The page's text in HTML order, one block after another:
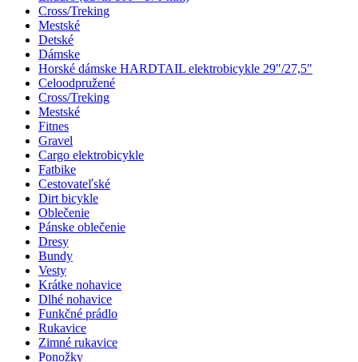
Cross/Treking
Mestské
Detské
Dámske
Horské dámske HARDTAIL elektrobicykle 29"/27,5"
Celoodpružené
Cross/Treking
Mestské
Fitnes
Gravel
Cargo elektrobicykle
Fatbike
Cestovateľské
Dirt bicykle
Oblečenie
Pánske oblečenie
Dresy
Bundy
Vesty
Krátke nohavice
Dlhé nohavice
Funkčné prádlo
Rukavice
Zimné rukavice
Ponožky